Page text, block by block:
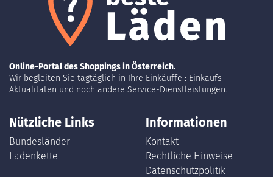
Online-Portal des Shoppings in Österreich.
Wir begleiten Sie tagtäglich in Ihre Einkäuffe : Einkaufs
Aktualitäten und noch andere Service-Dienstleistungen.
Nützliche Links
Bundesländer
Ladenkette
Informationen
Kontakt
Rechtliche Hinweise
Datenschutzpolitik